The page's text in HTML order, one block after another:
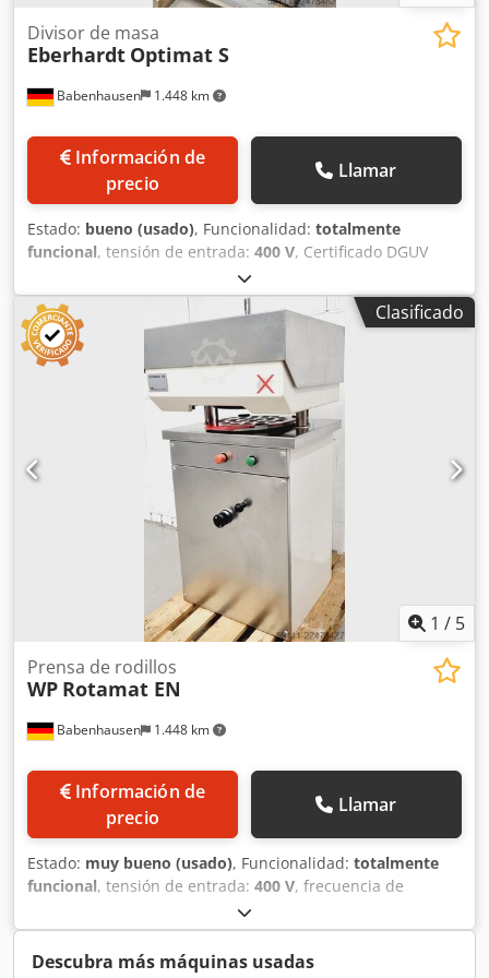
Babenhausen 1.448 km
Divisor de masa
Eberhardt Optimat S
Información de
precio
Llamar
Estado: bueno (usado), Funcionalidad: totalmente
funcional, tensión de entrada: 400 V, Certificado DGUV
, frecuencia de entrada:
vacío:320 kg, peso total:320 kg, tipo de corriente de
entrada:
, fusible eléctrico: 16 A, Máquina para
dividir y formar masa, Modelo Eberhardt: Optimat S,
tamaño 3 Rango de división: de 30 a 90 gramos por pieza
Capacidad de masa: de 900 a 2800 g Codpozq Ux Tjfx Ac
Usrf Prensadora de bollos con 3 platos de formación
Máquina de sobremesa, 30 piezas Dimensiones
aproximadas: 650 x 670 x 1490 mm (ancho x profundidad x
alto) Conexión: 400 V, enchufe CEE de 16 A Máquina usada
Clasificado
1 / 5
Babenhausen 1.448 km
Prensa de rodillos
WP Rotamat EN
Información de
precio
Llamar
Estado: muy bueno (usado), Funcionalidad: totalmente
funcional, tensión de entrada: 400 V, frecuencia de
, Certificado DGUV hasta:
corriente de entrada:trifásico, Prensadora de panecillos
WP Rotamat EN Máquina para dividir y redondear masa
Descubra más máquinas usadas